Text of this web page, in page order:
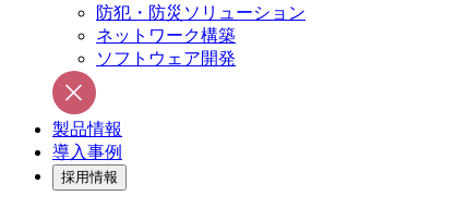
防犯・防災ソリューション
ネットワーク構築
ソフトウェア開発
製品情報
導入事例
採用情報